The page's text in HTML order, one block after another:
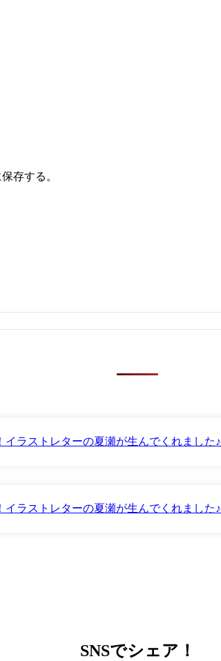
存する。
ラストレターの夏瀬が生んでくれました♪
ラストレターの夏瀬が生んでくれました♪
SNSでシェア！